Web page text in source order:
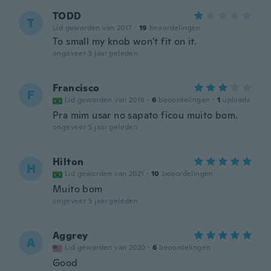
T TODD
Lid geworden van 2017 · 19 beoordelingen
To small my knob won't fit on it.
ongeveer 5 jaar geleden
F Francisco
Lid geworden van 2018 · 6 beoordelingen · 1 uploads
Pra mim usar no sapato ficou muito bom.
ongeveer 5 jaar geleden
H Hilton
Lid geworden van 2021 · 10 beoordelingen
Muito bom
ongeveer 5 jaar geleden
A Aggrey
Lid geworden van 2020 · 6 beoordelingen
Good